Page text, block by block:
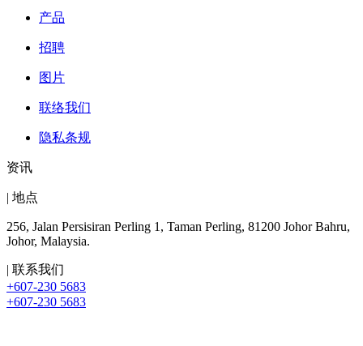
产品
招聘
图片
联络我们
隐私条规
资讯
| 地点
256, Jalan Persisiran Perling 1, Taman Perling, 81200 Johor Bahru,
Johor, Malaysia.
| 联系我们
+607-230 5683
+607-230 5683